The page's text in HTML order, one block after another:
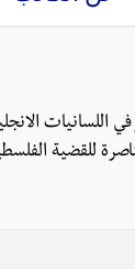
اللسانيات
للقضية